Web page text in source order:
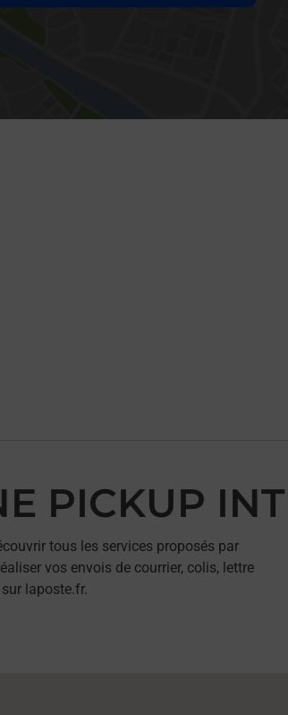
PICKUP
tous les services proposés par
vos envois de courrier, colis, lettre
laposte.fr.